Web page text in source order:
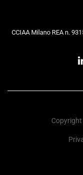
CCIAA Milano REA n.